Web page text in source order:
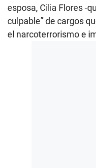
esposa, Cilia Flores -
culpable” de cargos
el narcoterrorismo e